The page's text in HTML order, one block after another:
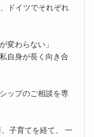
ドイツでそれぞれ
変わらない」
自身が長く向き合
ップのご相談を専
子育てを経て、 一